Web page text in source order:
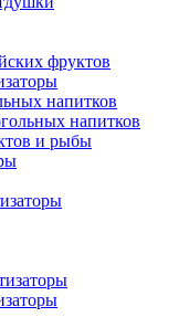
фруктов
напитков
напитков
и рыбы